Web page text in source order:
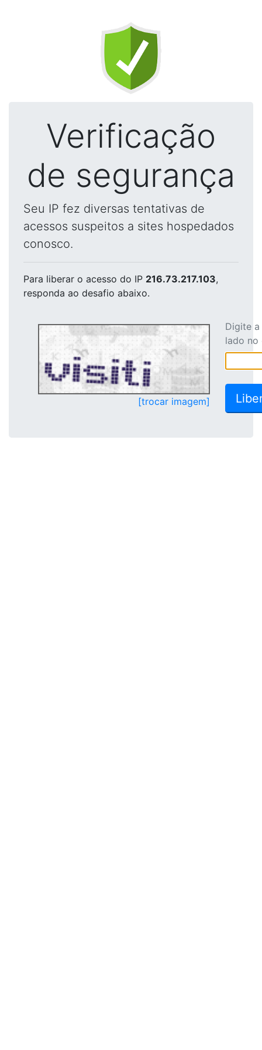
Verificação
de segurança
Seu IP fez diversas tentativas de
acessos suspeitos a sites hospedados
conosco.
Para liberar o acesso do IP 216.73.217.103,
responda ao desafio abaixo.
[trocar imagem]
Digite
lado no